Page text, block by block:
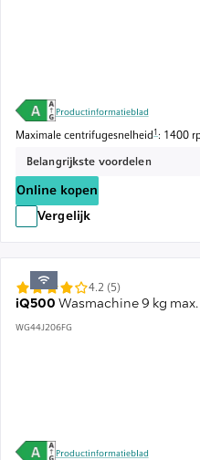
Productinformatieblad
Maximale centrifugesnelheid Voetnoot 1:
1: 1400
Belangrijkste voordelen
Online kopen
Vergelijk
iQ500 Wasmachine 9 kg
WG44J206FG
4.2 (5)
Productinformatieblad